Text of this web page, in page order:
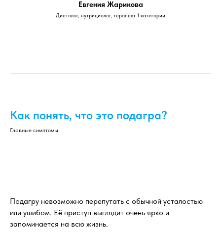
Евгения Жарикова
Диетолог, нутрициолог, терапевт 1 категории
Как понять, что это подагра?
Главные симптомы
Подагру невозможно перепутать с обычной усталостью
или ушибом. Её приступ выглядит очень ярко и
запоминается на всю жизнь.